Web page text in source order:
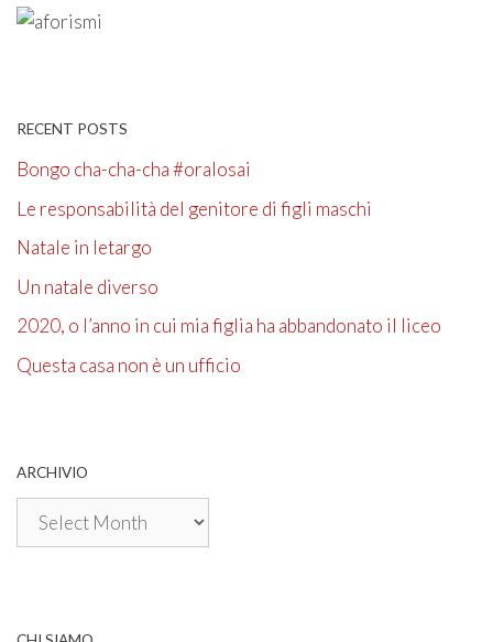
RECENT POSTS
Bongo cha-cha-cha #oralosai
Le responsabilità del genitore di figli maschi
Natale in letargo
Un natale diverso
2020, o l’anno in cui mia figlia ha abbandonato il liceo
Questa casa non è un ufficio
ARCHIVIO
Archivio